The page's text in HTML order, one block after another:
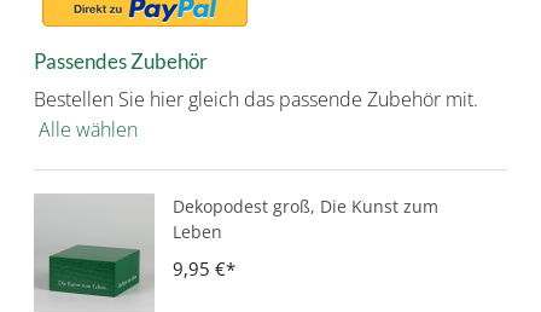
Passendes Zubehör
Bestellen Sie hier gleich das passende Zubehör mit.
Alle wählen
Dekopodest groß, Die Kunst zum
Leben
9,95 €